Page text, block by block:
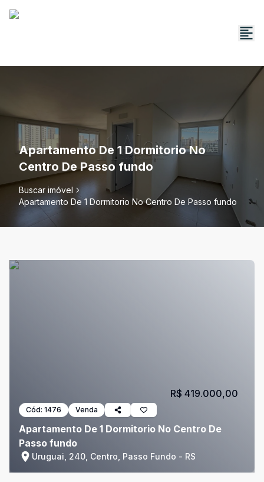
Apartamento De 1 Dormitorio No
Centro De Passo fundo
Buscar imóvel
Apartamento De 1 Dormitorio No Centro De Passo fundo
Cód: 1476 Venda
Apartamento De 1 Dormitorio No Centro De
Passo fundo
Uruguai, 240, Centro, Passo Fundo - RS
R$ 419.000,00